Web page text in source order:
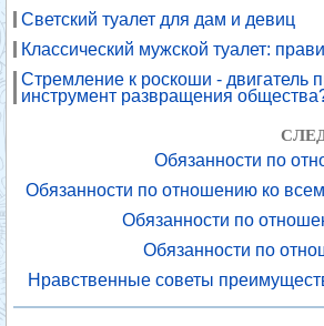
Светский туалет для дам и девиц
Классический мужской туалет:
Стремление к роскоши - двигатель
инструмент развращения
Обязанности по
Обязанности по отношению ко
Обязанности по
Обязанности по
Нравственные советы